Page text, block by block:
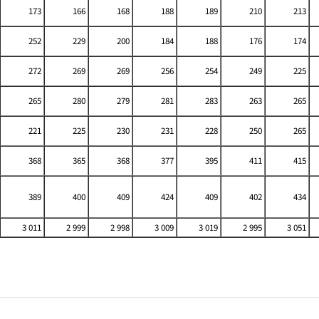
173 166 168 188 189 210
213
252 229 200 184 188 176
174
272 269 269 256 254 249
225
265 280 279 281 283 263
265
221 225 230 231 228 250
265
368 365 368 377 395 411
415
389 400 409 424 409 402 434
3 011 2 999 2 998 3 009 3 019 2 995 3 051